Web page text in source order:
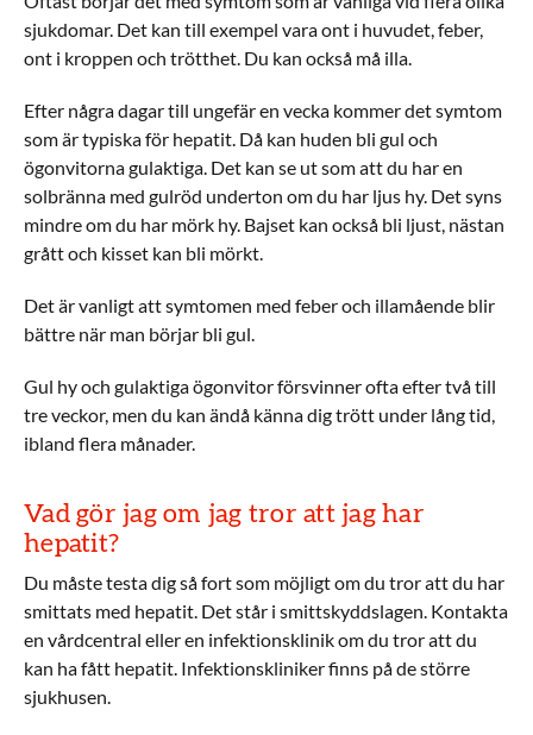
sjukdomar. Det kan till exempel vara ont i huvudet, feber,
ont i kroppen och trötthet. Du kan också må illa.
Efter några dagar till ungefär en vecka kommer det symtom
som är typiska för hepatit. Då kan huden bli gul och
ögonvitorna gulaktiga. Det kan se ut som att du har en
solbränna med gulröd underton om du har ljus hy. Det syns
mindre om du har mörk hy. Bajset kan också bli ljust, nästan
grått och kisset kan bli mörkt.
Det är vanligt att symtomen med feber och illamående blir
bättre när man börjar bli gul.
Gul hy och gulaktiga ögonvitor försvinner ofta efter två till
tre veckor, men du kan ändå känna dig trött under lång tid,
ibland flera månader.
Vad gör jag om jag tror att jag har
hepatit?
Du måste testa dig så fort som möjligt om du tror att du har
smittats med hepatit. Det står i smittskyddslagen. Kontakta
en vårdcentral eller en infektionsklinik om du tror att du
kan ha fått hepatit. Infektionskliniker finns på de större
sjukhusen.